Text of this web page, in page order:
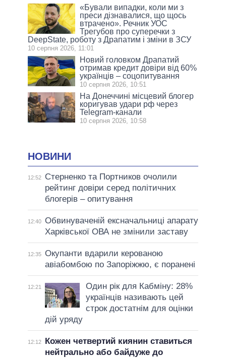
«Бували випадки, коли ми з
преси дізнавалися, що щось
втрачено». Речник УОС
Трегубов про cуперечки з
DeepState, роботу з Драпатим і зміни в ЗСУ
10 серпня 2026, 11:01
Новий головком Драпатий
отримав кредит довіри від 60%
українців – соцопитування
10 серпня 2026, 10:51
На Донеччині місцевий блогер
коригував удари рф через
Telegram-канали
10 серпня 2026, 10:58
НОВИНИ
12:52
Стерненко та Портников очолили
рейтинг довіри серед політичних
блогерів – опитування
12:40 Обвинуваченій ексначальниці апарату
Харківської ОВА не змінили заставу
12:35 Окупанти вдарили керованою
авіабомбою по Запоріжжю, є поранені
12:21
Один рік для Кабміну: 28%
українців називають цей
строк достатнім для оцінки
дій уряду
12:12
Кожен четвертий киянин ставиться
нейтрально або байдуже до